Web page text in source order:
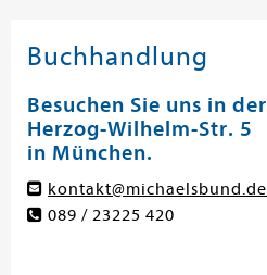
Buchhandlung
Besuchen Sie uns in der
Herzog-Wilhelm-Str. 5
in München.
kontakt@michaelsbund.de
089 / 23225 420